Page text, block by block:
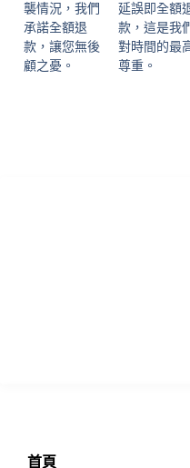
襲情況，我們
承諾全額退
款，讓您無後
顧之憂。
延誤即全額
款，這是我
對時間的最
尊重。
首頁